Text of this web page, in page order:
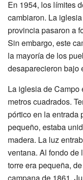
En 1954, los límites
cambiaron. La
provincia pasaron a
Sin embargo, este
la mayoría de los
desaparecieron bajo
La iglesia de
metros cuadrados.
pórtico en la entrada
pequeño, estaba
madera. La luz
ventana. Al fondo de
torre era pequeña,
campana de 1861.